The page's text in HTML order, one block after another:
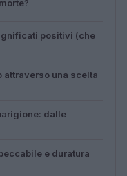
positivi (che
attraverso una scelta
dalle
e duratura